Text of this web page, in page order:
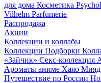
для дома Косметика
Vilhelm Parfumerie
Распродажа
Акции
Коллекции и коллабы
Коллекции Подборки
«Зайчик» Секс-коллекция
Ароматы аниме Хаяо
Путешествие по России